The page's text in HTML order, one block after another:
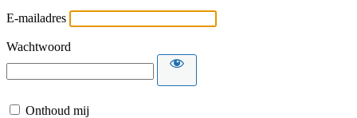
E-mailadres
Wachtwoord
Onthoud mij